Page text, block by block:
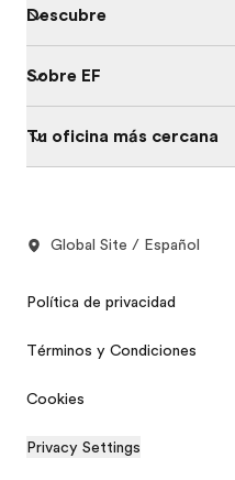
Descubre
Sobre EF
Tu oficina más cercana
Global Site / Español
Política de privacidad
Términos y Condiciones
Cookies
Privacy Settings